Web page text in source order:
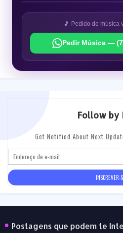
🎵 Pedido de música
Pedir Música —
Follow by
Get Notified About Next
Postagens que podem te